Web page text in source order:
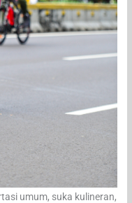
umum, suka kulineran,